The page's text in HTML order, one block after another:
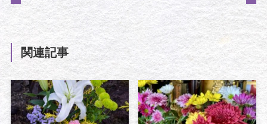
関連記事